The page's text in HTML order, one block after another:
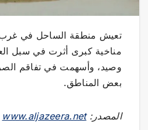
تعيش منطقة الساحل في غرب
مناخية كبرى أثرت في سبل
وصيد، وأسهمت في تفاقم
بعض المناطق.
المصدر:www.aljazeera.net